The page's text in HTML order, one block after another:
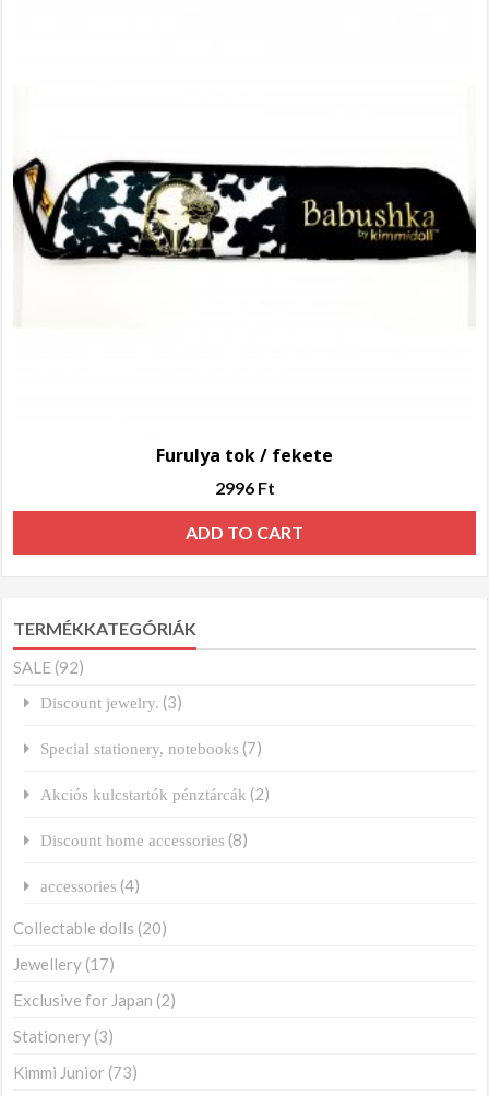
Furulya tok / fekete
2996 Ft
ADD TO CART
TERMÉKKATEGÓRIÁK
SALE (92)
Discount jewelry. (3)
Special stationery, notebooks (7)
Akciós kulcstartók pénztárcák (2)
Discount home accessories (8)
accessories (4)
Collectable dolls (20)
Jewellery (17)
Exclusive for Japan (2)
Stationery (3)
Kimmi Junior (73)